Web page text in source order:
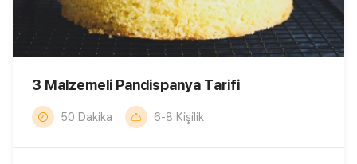
3 Malzemeli Pandispanya Tarifi
50 Dakika 6-8 Kişilik